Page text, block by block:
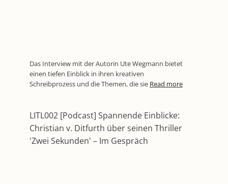
Das Interview mit der Autorin Ute Wegmann bietet
einen tiefen Einblick in ihren kreativen
Schreibprozess und die Themen, die sie Read more
LITL002 [Podcast] Spannende Einblicke:
Christian v. Ditfurth über seinen Thriller
'Zwei Sekunden' – Im Gespräch